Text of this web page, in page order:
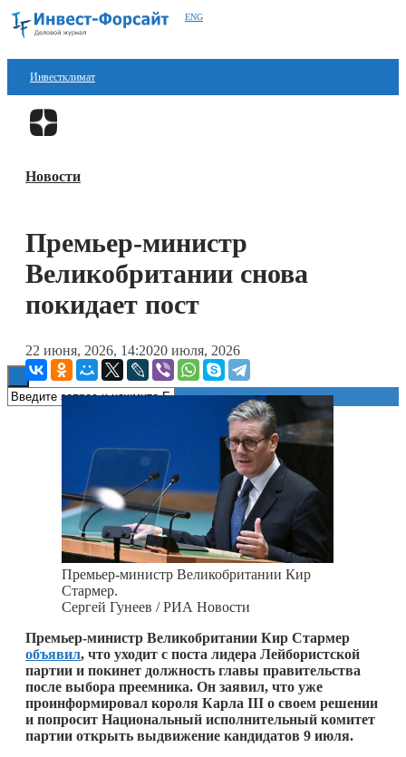
ENG
Инвестклимат
Финансы
Блокчейн
Технологии
Новости
Премьер-министр
Великобритании снова
покидает пост
22 июня, 2026, 14:2020 июля, 2026
Премьер-министр Великобритании Кир
Стармер.
Сергей Гунеев / РИА Новости
Премьер-министр Великобритании Кир Стармер
объявил, что уходит с поста лидера Лейбористской
партии и покинет должность главы правительства
после выбора преемника. Он заявил, что уже
проинформировал короля Карла III о своем решении
и попросит Национальный исполнительный комитет
партии открыть выдвижение кандидатов 9 июля.